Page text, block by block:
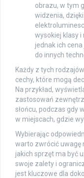
obrazu, w tym
widzenia,
wysokiej klasy
jednak ich
do innych
Każdy z tych
cechy, które mogą
Na przykład,
zastosowań
słońcu, podczas gdy
w miejscach, gdzie
Wybierając
warto zwrócić uwagę
jakich sprzęt ma być
swoje zalety i
jest kluczowe dla